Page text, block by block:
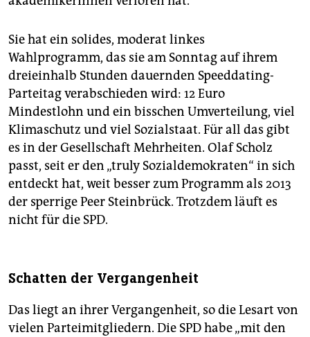
Sie hat ein solides, moderat linkes
Wahlprogramm, das sie am Sonntag auf ihrem
dreieinhalb Stunden dauernden Speeddating-
Parteitag verabschieden wird: 12 Euro
Mindestlohn und ein bisschen Umverteilung, viel
Klimaschutz und viel Sozialstaat. Für all das gibt
es in der Gesellschaft Mehrheiten. Olaf Scholz
passt, seit er den „truly Sozialdemokraten“ in sich
entdeckt hat, weit besser zum Programm als 2013
der sperrige Peer Steinbrück. Trotzdem läuft es
nicht für die SPD.
Schatten der Vergangenheit
Das liegt an ihrer Vergangenheit, so die Lesart von
vielen Parteimitgliedern. Die SPD habe „mit den